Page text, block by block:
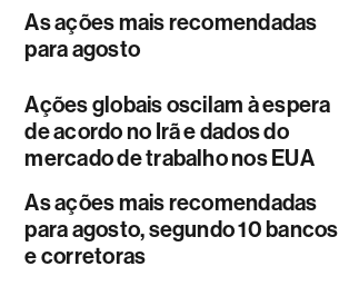
As ações mais recomendadas
para agosto
Ações globais oscilam à espera
de acordo no Irã e dados do
mercado de trabalho nos EUA
As ações mais recomendadas
para agosto, segundo 10 bancos
e corretoras